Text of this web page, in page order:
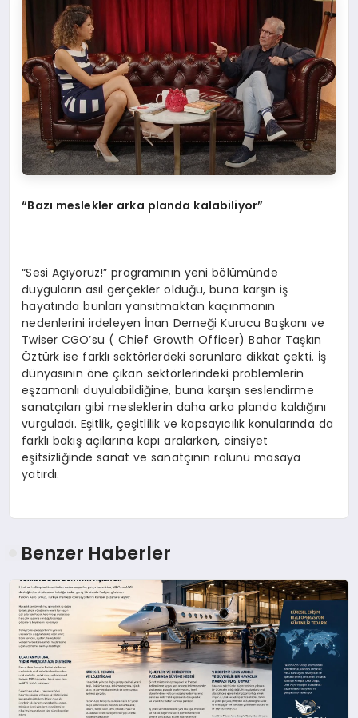
“Bazı meslekler arka planda kalabiliyor”
“Sesi Açıyoruz!” programının yeni bölümünde
duyguların asıl gerçekler olduğu, buna karşın iş
hayatında bunları yansıtmaktan kaçınmanın
nedenlerini irdeleyen İnan Derneği Kurucu Başkanı ve
Twiser CGO’su ( Chief Growth Officer) Bahar Taşkın
Öztürk ise farklı sektörlerdeki sorunlara dikkat çekti. İş
dünyasının öne çıkan sektörlerindeki problemlerin
eşzamanlı duyulabildiğine, buna karşın seslendirme
sanatçıları gibi mesleklerin daha arka planda kaldığını
vurguladı. Eşitlik, çeşitlilik ve kapsayıcılık konularında da
farklı bakış açılarına kapı aralarken, cinsiyet
eşitsizliğinde sanat ve sanatçının rolünü masaya
yatırdı.
Benzer Haberler